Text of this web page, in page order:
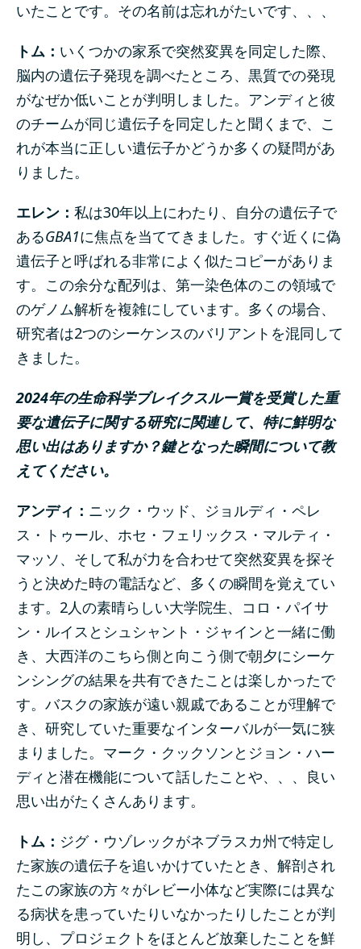
いたことです。その名前は忘れがたいです、、、
トム： いくつかの家系で突然変異を同定した際、
脳内の遺伝子発現を調べたところ、黒質での発現
がなぜか低いことが判明しました。アンディと彼
のチームが同じ遺伝子を同定したと聞くまで、こ
れが本当に正しい遺伝子かどうか多くの疑問があ
りました。
エレン： 私は30年以上にわたり、自分の遺伝子で
あるGBA1に焦点を当ててきました。すぐ近くに偽
遺伝子と呼ばれる非常によく似たコピーがありま
す。この余分な配列は、第一染色体のこの領域で
のゲノム解析を複雑にしています。多くの場合、
研究者は2つのシーケンスのバリアントを混同して
きました。
2024年の生命科学ブレイクスルー賞を受賞した重
要な遺伝子に関する研究に関連して、特に鮮明な
思い出はありますか？鍵となった瞬間について教
えてください。
アンディ： ニック・ウッド、ジョルディ・ペレ
ス・トゥール、ホセ・フェリックス・マルティ・
マッソ、そして私が力を合わせて突然変異を探そ
うと決めた時の電話など、多くの瞬間を覚えてい
ます。2人の素晴らしい大学院生、コロ・パイサ
ン・ルイスとシュシャント・ジャインと一緒に働
き、大西洋のこちら側と向こう側で朝夕にシーケ
ンシングの結果を共有できたことは楽しかったで
す。バスクの家族が遠い親戚であることが理解で
き、研究していた重要なインターバルが一気に狭
まりました。マーク・クックソンとジョン・ハー
ディと潜在機能について話したことや、、、良い
思い出がたくさんあります。
トム： ジグ・ウゾレックがネブラスカ州で特定し
た家族の遺伝子を追いかけていたとき、解剖され
たこの家族の方々がレビー小体など実際には異な
る病状を患っていたりいなかったりしたことが判
明し、プロジェクトをほとんど放棄したことを鮮